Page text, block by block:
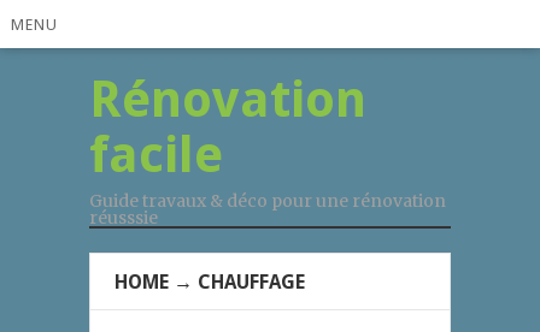
MENU
Rénovation
facile
Guide travaux & déco pour une rénovation
réusssie
HOME → CHAUFFAGE